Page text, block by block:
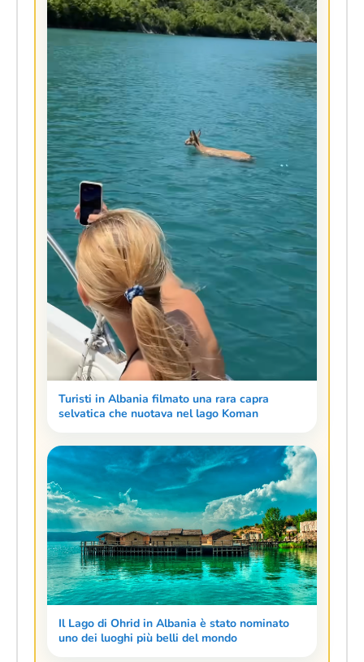
Turisti in Albania filmato una rara capra
selvatica che nuotava nel lago Koman
Il Lago di Ohrid in Albania è stato nominato
uno dei luoghi più belli del mondo